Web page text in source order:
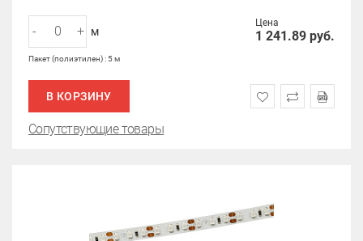
Цена
1 241.89 руб.
- + м
Пакет (полиэтилен) : 5 м
В КОРЗИНУ
Сопутствующие товары